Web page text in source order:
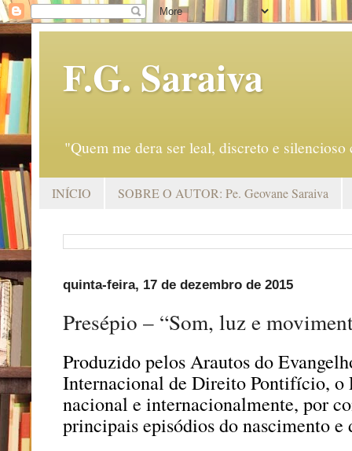
F.G. Saraiva
"Quem me dera ser leal, discreto e
INÍCIO SOBRE O AUTOR: Pe. Geovane Saraiva
quinta-feira, 17 de dezembro de 2015
Presépio – “Som, luz e
Produzido pelos Arautos do
Internacional de Direito Pontifício, o
nacional e internacionalmente, por
principais episódios do nascimento e